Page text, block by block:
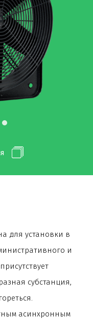
для установки в
и
субстанция,
асинхронным